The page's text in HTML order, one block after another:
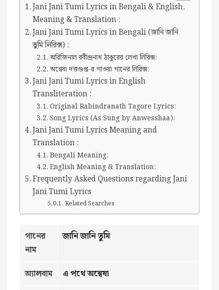
Jani Jani Tumi Lyrics in Bengali & English,
Meaning & Translation :
Jani Jani Tumi Lyrics in Bengali (জানি জানি
তুমি লিরিক্স) :
অরিজিনাল রবীন্দ্রনাথ ঠাকুরের লেখা লিরিক্স:
অন্বেষা দত্তগুপ্ত-র গাওয়া গানের লিরিক্স:
Jani Jani Tumi Lyrics in English
Transliteration :
Original Rabindranath Tagore Lyrics:
Song Lyrics (As Sung by Anwesshaa):
Jani Jani Tumi Lyrics Meaning and
Translation :
Bengali Meaning:
English Meaning & Translation:
Frequently Asked Questions regarding Jani
Jani Tumi Lyrics
Related Searches
গানের
নাম
জানি জানি তুমি
অ্যালবাম
এ পথে অন্বেষা